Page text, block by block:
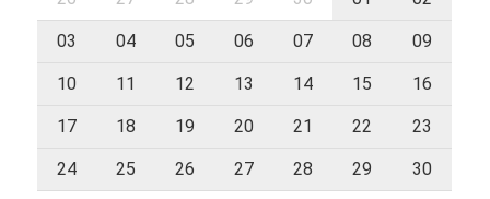
03 04 05 06 07 08 09
10 11 12 13 14 15 16
17 18 19 20 21 22 23
24 25 26 27 28 29 30